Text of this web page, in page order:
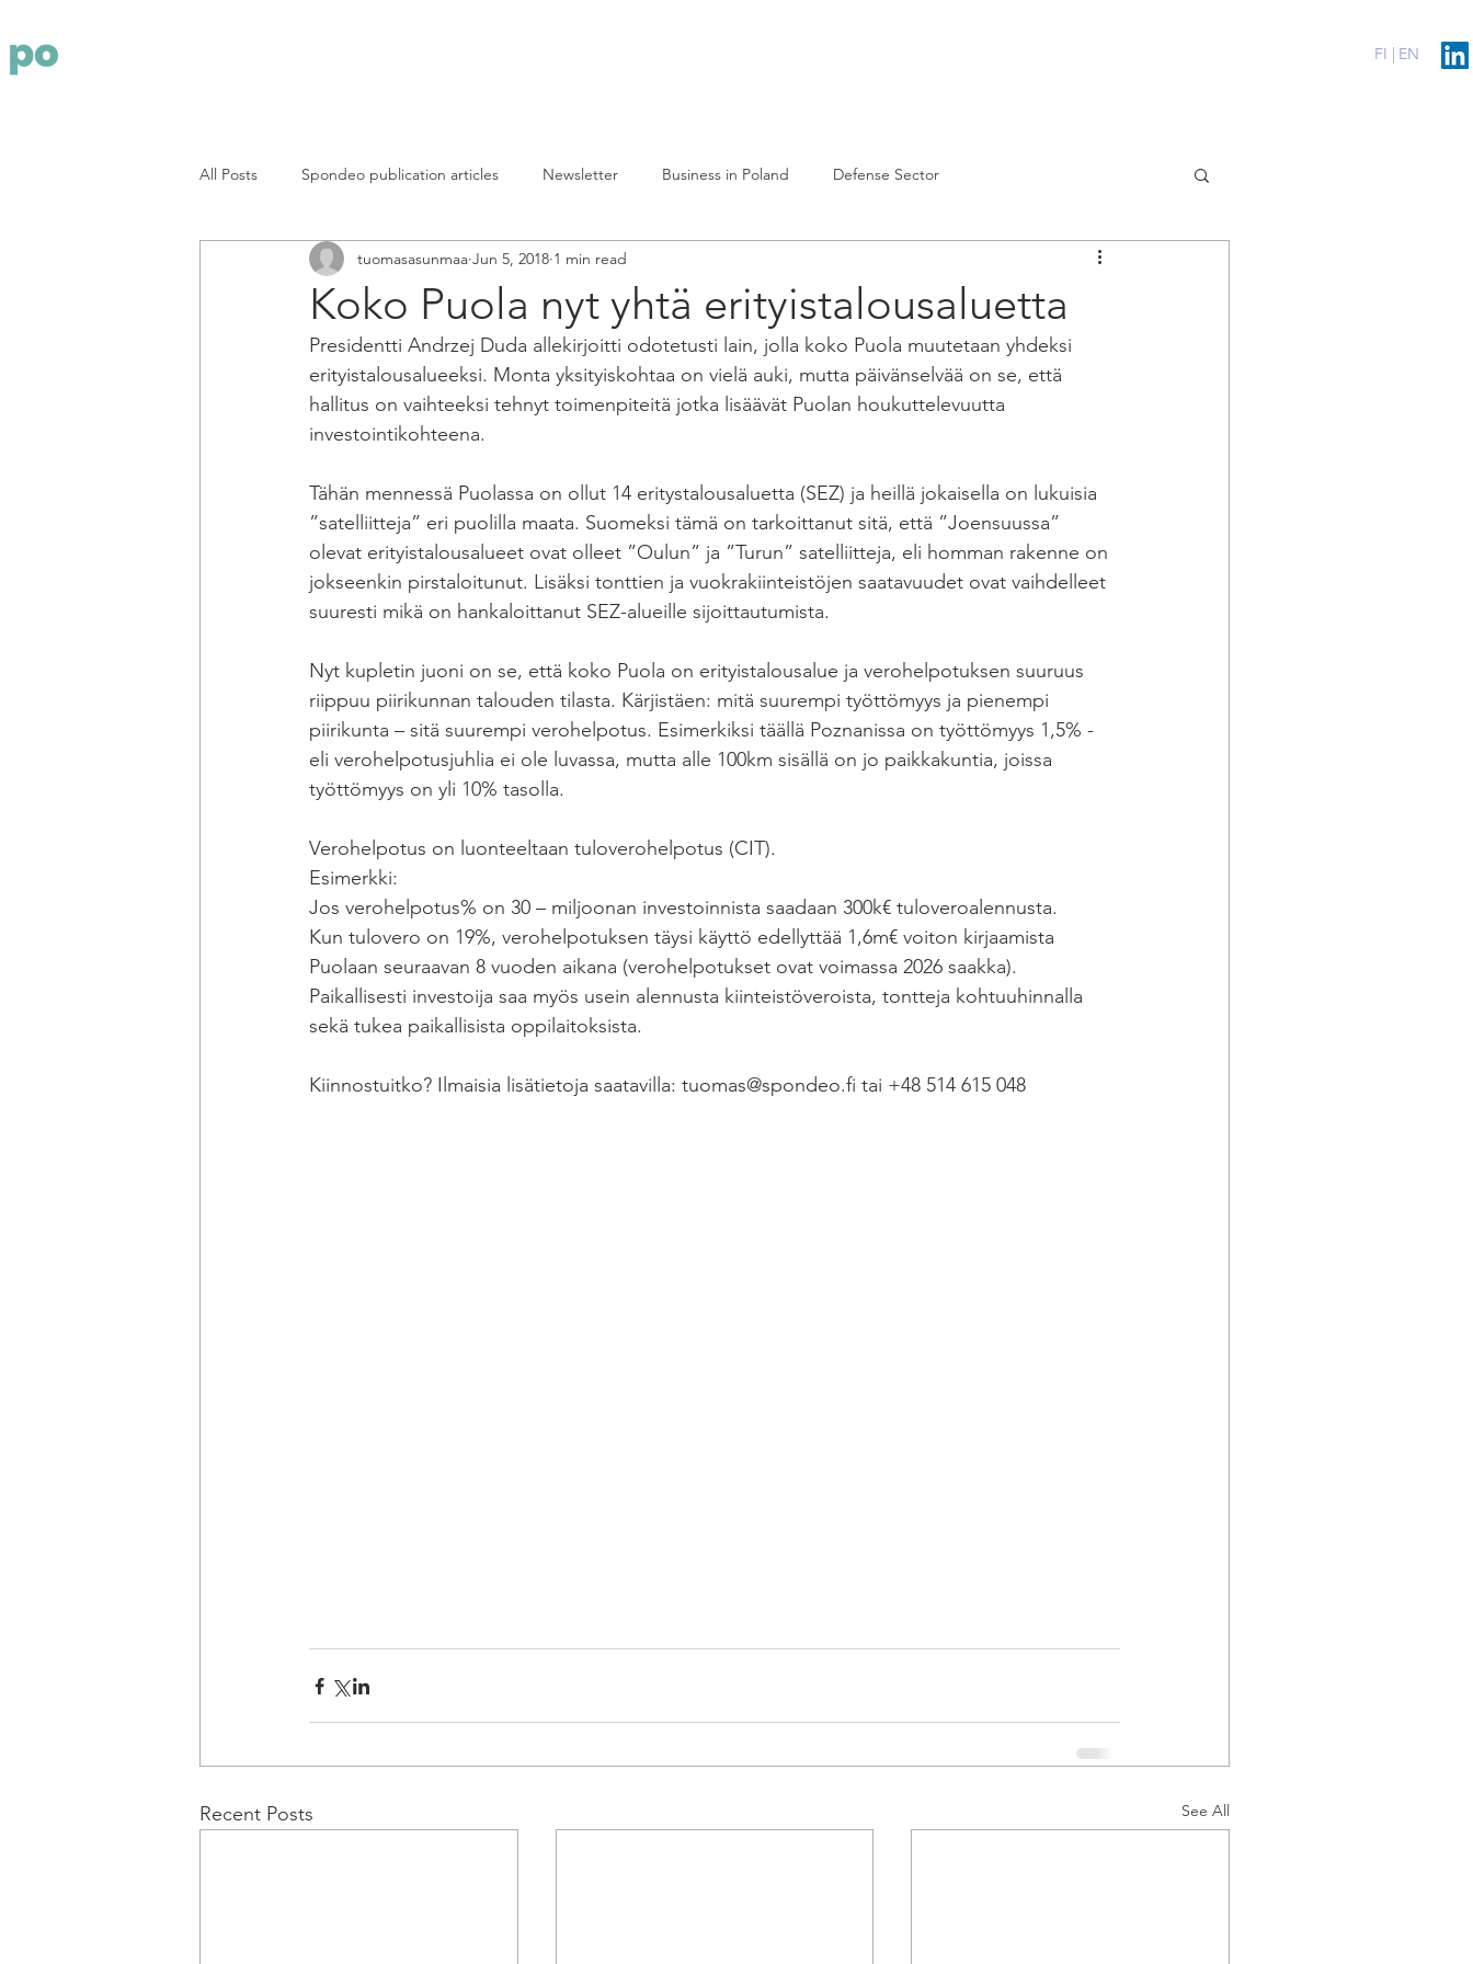
FI | EN
All Posts Spondeo publication articles Newsletter Business in Poland Defense Sector
Koko Puola nyt yhtä erityistalousaluetta
tuomasasunmaa Jun 5, 2018 1 min read
Presidentti Andrzej Duda allekirjoitti odotetusti lain, jolla koko Puola muutetaan yhdeksi
erityistalousalueeksi. Monta yksityiskohtaa on vielä auki, mutta päivänselvää on se, että
hallitus on vaihteeksi tehnyt toimenpiteitä jotka lisäävät Puolan houkuttelevuutta
investointikohteena.
Tähän mennessä Puolassa on ollut 14 eritystalousaluetta (SEZ) ja heillä jokaisella on lukuisia
”satelliitteja” eri puolilla maata. Suomeksi tämä on tarkoittanut sitä, että ”Joensuussa”
olevat erityistalousalueet ovat olleet ”Oulun” ja ”Turun” satelliitteja, eli homman rakenne on
jokseenkin pirstaloitunut. Lisäksi tonttien ja vuokrakiinteistöjen saatavuudet ovat vaihdelleet
suuresti mikä on hankaloittanut SEZ-alueille sijoittautumista.
Nyt kupletin juoni on se, että koko Puola on erityistalousalue ja verohelpotuksen suuruus
riippuu piirikunnan talouden tilasta. Kärjistäen: mitä suurempi työttömyys ja pienempi
piirikunta – sitä suurempi verohelpotus. Esimerkiksi täällä Poznanissa on työttömyys 1,5% -
eli verohelpotusjuhlia ei ole luvassa, mutta alle 100km sisällä on jo paikkakuntia, joissa
työttömyys on yli 10% tasolla.
Verohelpotus on luonteeltaan tuloverohelpotus (CIT).
Esimerkki:
Jos verohelpotus% on 30 – miljoonan investoinnista saadaan 300k€ tuloveroalennusta.
Kun tulovero on 19%, verohelpotuksen täysi käyttö edellyttää 1,6m€ voiton kirjaamista
Puolaan seuraavan 8 vuoden aikana (verohelpotukset ovat voimassa 2026 saakka).
Paikallisesti investoija saa myös usein alennusta kiinteistöveroista, tontteja kohtuuhinnalla
sekä tukea paikallisista oppilaitoksista.
Kiinnostuitko? Ilmaisia lisätietoja saatavilla: tuomas@spondeo.fi tai +48 514 615 048
Recent Posts See All